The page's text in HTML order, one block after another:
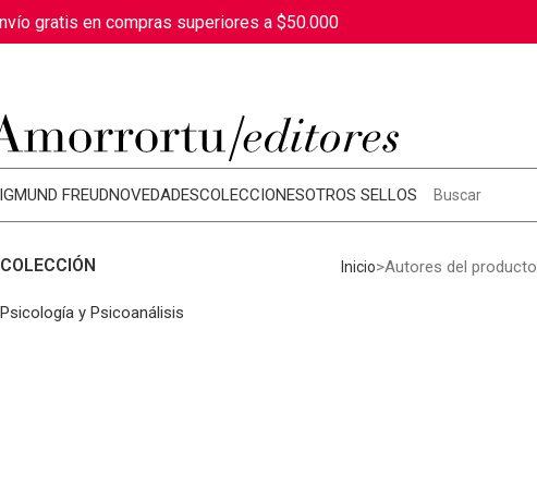
gratis en compras superiores a $50.000
FREUDNOVEDADESCOLECCIONESOTROS SELLOS
COLECCIÓN
Psicología y Psicoanálisis
Inicio Autores del producto